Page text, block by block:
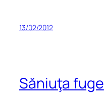
13/02/2012
Săniuţa fuge